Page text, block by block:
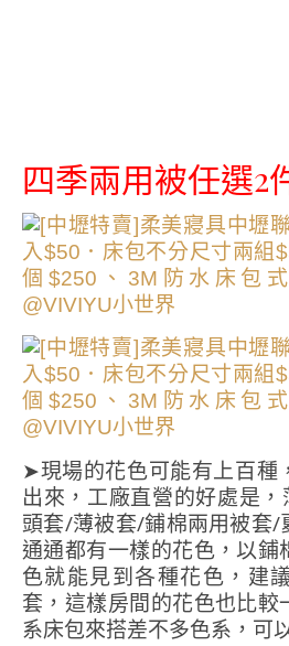
四季兩用被任選2
➤現場的花色可能有上百種
出來，工廠直營的好處是
頭套/薄被套/鋪棉兩用被套/
通通都有一樣的花色，以鋪
色就能見到各種花色，建
套，這樣房間的花色也比
系床包來搭差不多色系，可